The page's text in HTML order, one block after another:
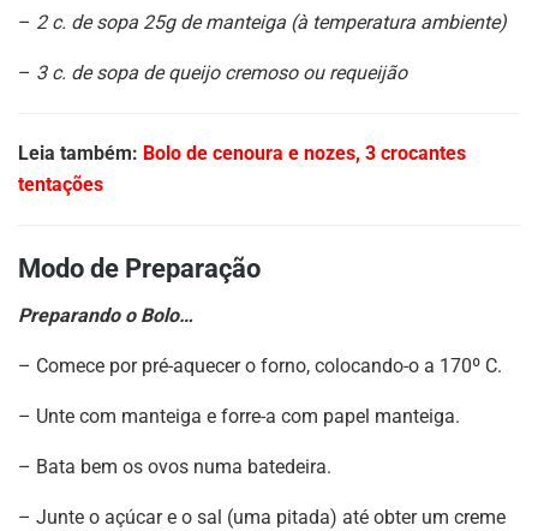
– 2 c. de sopa 25g de manteiga (à temperatura ambiente)
– 3 c. de sopa de queijo cremoso ou requeijão
Leia também: Bolo de cenoura e nozes, 3 crocantes
tentações
Modo de Preparação
Preparando o Bolo…
– Comece por pré-aquecer o forno, colocando-o a 170º C.
– Unte com manteiga e forre-a com papel manteiga.
– Bata bem os ovos numa batedeira.
– Junte o açúcar e o sal (uma pitada) até obter um creme